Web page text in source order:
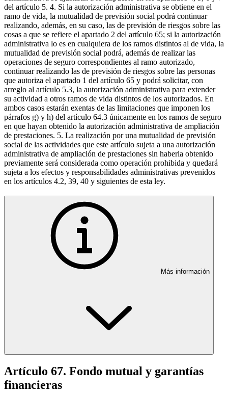
del artículo 5. 4. Si la autorización administrativa se obtiene en el
ramo de vida, la mutualidad de previsión social podrá continuar
realizando, además, en su caso, las de previsión de riesgos sobre las
cosas a que se refiere el apartado 2 del artículo 65; si la autorización
administrativa lo es en cualquiera de los ramos distintos al de vida, la
mutualidad de previsión social podrá, además de realizar las
operaciones de seguro correspondientes al ramo autorizado,
continuar realizando las de previsión de riesgos sobre las personas
que autoriza el apartado 1 del artículo 65 y podrá solicitar, con
arreglo al artículo 5.3, la autorización administrativa para extender
su actividad a otros ramos de vida distintos de los autorizados. En
ambos casos estarán exentas de las limitaciones que imponen los
párrafos g) y h) del artículo 64.3 únicamente en los ramos de seguro
en que hayan obtenido la autorización administrativa de ampliación
de prestaciones. 5. La realización por una mutualidad de previsión
social de las actividades que este artículo sujeta a una autorización
administrativa de ampliación de prestaciones sin haberla obtenido
previamente será considerada como operación prohibida y quedará
sujeta a los efectos y responsabilidades administrativas prevenidos
en los artículos 4.2, 39, 40 y siguientes de esta ley.
Más información
Artículo 67. Fondo mutual y garantías
financieras